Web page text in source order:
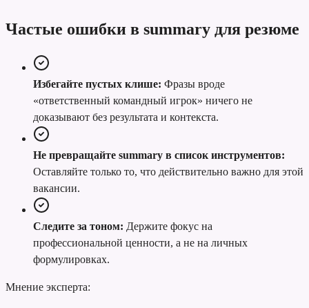
Частые ошибки в summary для резюме
Избегайте пустых клише: Фразы вроде
«ответственный командный игрок» ничего не
доказывают без результата и контекста.
Не превращайте summary в список инструментов:
Оставляйте только то, что действительно важно для этой
вакансии.
Следите за тоном: Держите фокус на
профессиональной ценности, а не на личных
формулировках.
Мнение эксперта: